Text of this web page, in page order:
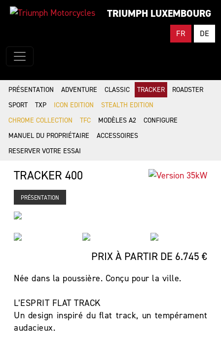
TRIUMPH LUXEMBOURG
FR DE
PRÉSENTATION ADVENTURE CLASSIC TRACKER
ROADSTER
SPORT
TXP ICON EDITION
STEALTH EDITION
CHROME COLLECTION
TFC MODÈLES A2
CONFIGURE
MANUEL DU PROPRIÉTAIRE
ACCESSOIRES
RESERVER VOTRE ESSAI
TRACKER 400
PRÉSENTATION
PRIX À PARTIR DE 6.745 €
Née dans la poussière. Conçu pour la ville.
L’ESPRIT FLAT TRACK
Un design inspiré du flat track, un tempérament
audacieux.